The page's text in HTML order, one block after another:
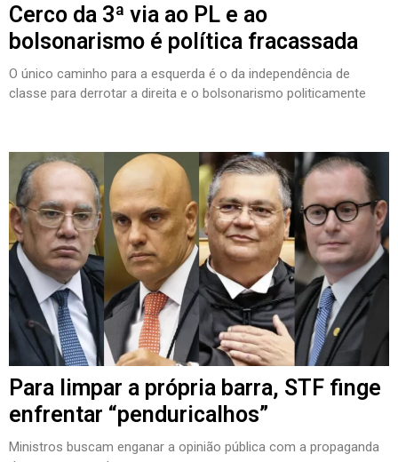
Cerco da 3ª via ao PL e ao
bolsonarismo é política fracassada
O único caminho para a esquerda é o da independência de
classe para derrotar a direita e o bolsonarismo politicamente
Para limpar a própria barra, STF finge
enfrentar “penduricalhos”
Ministros buscam enganar a opinião pública com a propaganda